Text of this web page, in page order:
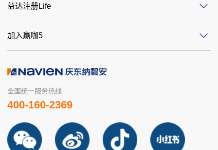
益达注册Life
加入赢咖5
全国统一服务热线
400-160-2369